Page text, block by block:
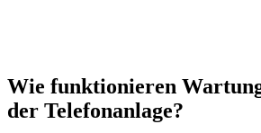
Wie funktionieren
der Telefonanlage?